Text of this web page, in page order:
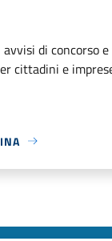
avvisi di concorso
cittadini e